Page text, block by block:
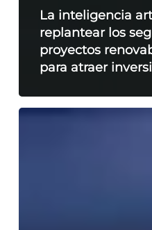
La inteligencia
replantear los
proyectos
para atraer